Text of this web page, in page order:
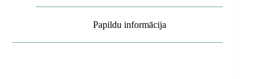
Papildu informācija